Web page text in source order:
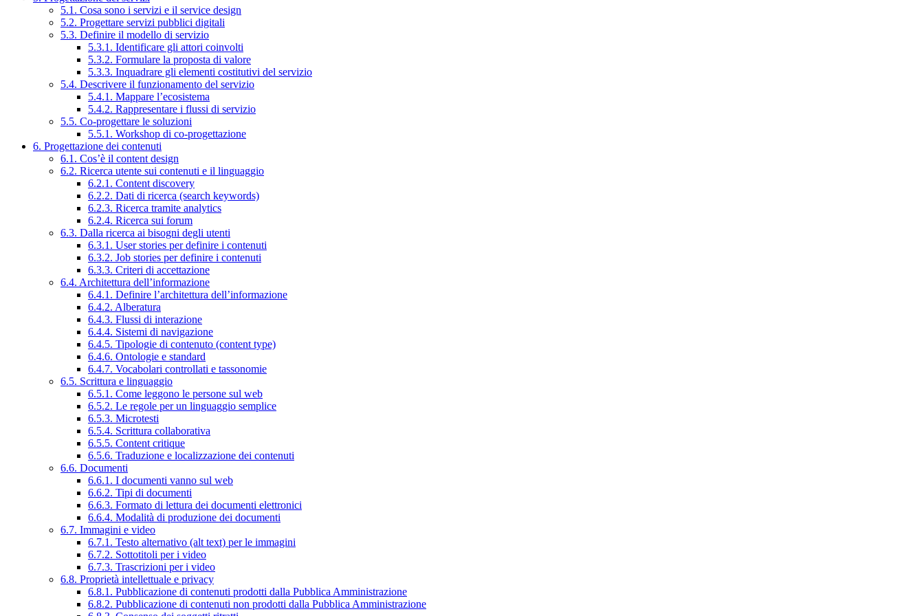
5.1. Cosa sono i servizi e il service design
5.2. Progettare servizi pubblici digitali
5.3. Definire il modello di servizio
5.3.1. Identificare gli attori coinvolti
5.3.2. Formulare la proposta di valore
5.3.3. Inquadrare gli elementi costitutivi del servizio
5.4. Descrivere il funzionamento del servizio
5.4.1. Mappare l’ecosistema
5.4.2. Rappresentare i flussi di servizio
5.5. Co-progettare le soluzioni
5.5.1. Workshop di co-progettazione
6. Progettazione dei contenuti
6.1. Cos’è il content design
6.2. Ricerca utente sui contenuti e il linguaggio
6.2.1. Content discovery
6.2.2. Dati di ricerca (search keywords)
6.2.3. Ricerca tramite analytics
6.2.4. Ricerca sui forum
6.3. Dalla ricerca ai bisogni degli utenti
6.3.1. User stories per definire i contenuti
6.3.2. Job stories per definire i contenuti
6.3.3. Criteri di accettazione
6.4. Architettura dell’informazione
6.4.1. Definire l’architettura dell’informazione
6.4.2. Alberatura
6.4.3. Flussi di interazione
6.4.4. Sistemi di navigazione
6.4.5. Tipologie di contenuto (content type)
6.4.6. Ontologie e standard
6.4.7. Vocabolari controllati e tassonomie
6.5. Scrittura e linguaggio
6.5.1. Come leggono le persone sul web
6.5.2. Le regole per un linguaggio semplice
6.5.3. Microtesti
6.5.4. Scrittura collaborativa
6.5.5. Content critique
6.5.6. Traduzione e localizzazione dei contenuti
6.6. Documenti
6.6.1. I documenti vanno sul web
6.6.2. Tipi di documenti
6.6.3. Formato di lettura dei documenti elettronici
6.6.4. Modalità di produzione dei documenti
6.7. Immagini e video
6.7.1. Testo alternativo (alt text) per le immagini
6.7.2. Sottotitoli per i video
6.7.3. Trascrizioni per i video
6.8. Proprietà intellettuale e privacy
6.8.1. Pubblicazione di contenuti prodotti dalla Pubblica Amministrazione
6.8.2. Pubblicazione di contenuti non prodotti dalla Pubblica Amministrazione